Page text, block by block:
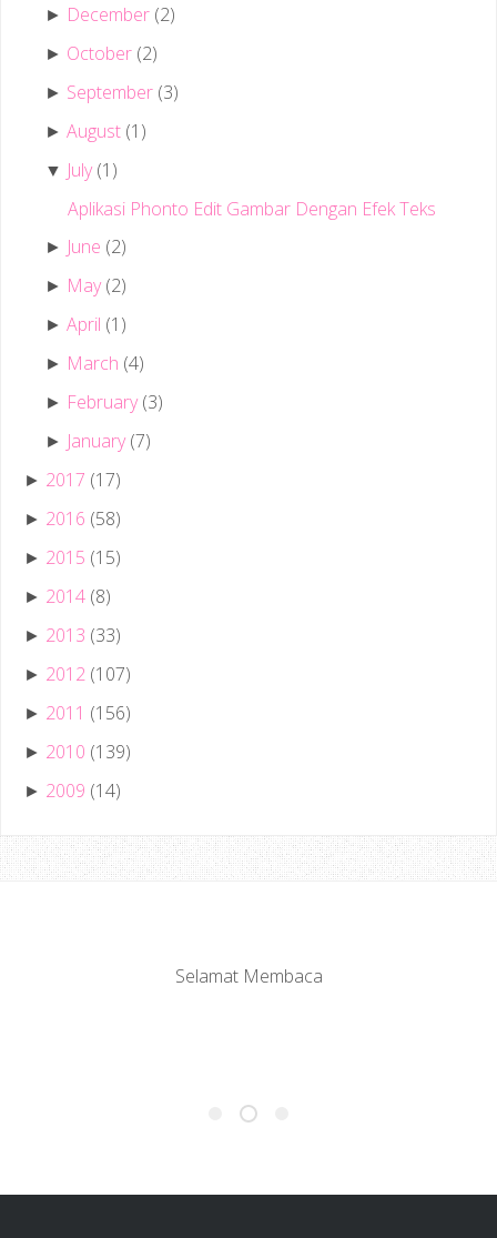
► December (2)
► October (2)
► September (3)
►August (1)
▼ July (1)
Aplikasi Phonto Edit Gambar Dengan Efek Teks
► June (2)
► May (2)
►April (1)
► March (4)
► February (3)
► January (7)
► 2017 (17)
► 2016 (58)
► 2015 (15)
► 2014 (8)
► 2013 (33)
► 2012 (107)
► 2011 (156)
► 2010 (139)
► 2009 (14)
Selamat Membaca